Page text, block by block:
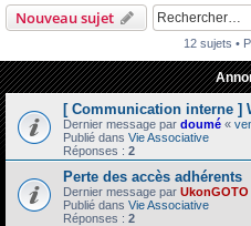
Nouveau sujet
12 sujets •
[ Communication interne ]
Dernier message par doumé «
Publié dans Vie Associative
Réponses : 2
Perte des accès adhérents
Dernier message par UkonGOTO
Publié dans Vie Associative
Réponses : 2